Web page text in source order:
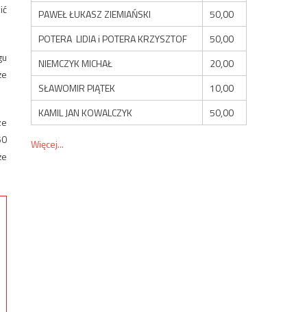
PAWEŁ ŁUKASZ ZIEMIAŃSKI
50,00
POTERA LIDIA i POTERA KRZYSZTOF
50,00
NIEMCZYK MICHAŁ
20,00
SŁAWOMIR PIĄTEK
10,00
KAMIL JAN KOWALCZYK
50,00
Więcej...